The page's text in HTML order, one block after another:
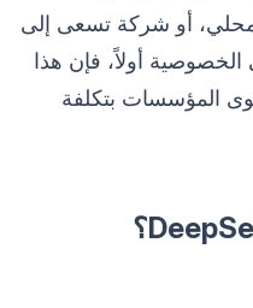
أو شركة تسعى إلى
أولاً، فإن هذا
المؤسسات بتكلفة